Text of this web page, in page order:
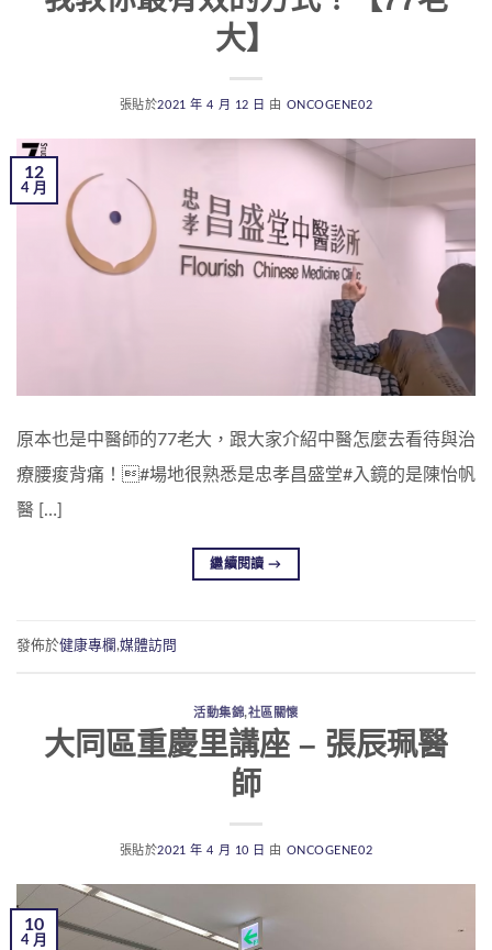
大】
張貼於2021 年 4 月 12 日 由 ONCOGENE02
12
4 月
原本也是中醫師的77老大，跟大家介紹中醫怎麼去看待與治
療腰痠背痛！#場地很熟悉是忠孝昌盛堂#入鏡的是陳怡帆
醫 […]
繼續閱讀→
發佈於健康專欄,媒體訪問
活動集錦,社區關懷
大同區重慶里講座 – 張辰珮醫
師
張貼於2021 年 4 月 10 日 由 ONCOGENE02
10
4 月